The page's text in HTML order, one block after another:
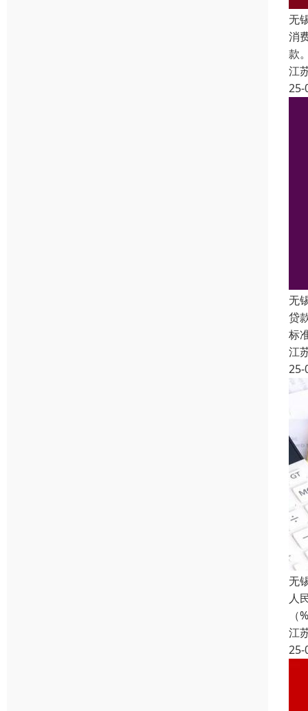
无
消
款
江
25-
无
贷
标
江
25-
无
人
江
25-